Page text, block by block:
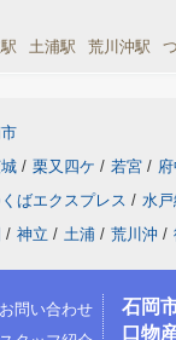
土浦駅 荒川沖駅
/ 栗又四ケ / 若宮 /
ばエクスプレス / 水戸
/ 神立 / 土浦 / 荒川沖 /
お問い合わせ
石岡
口物